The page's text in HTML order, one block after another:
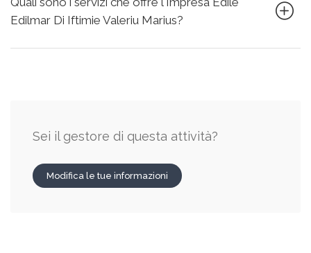
Edilmar Di Iftimie Valeriu Marius?
Sei il gestore di questa attività?
Modifica le tue informazioni